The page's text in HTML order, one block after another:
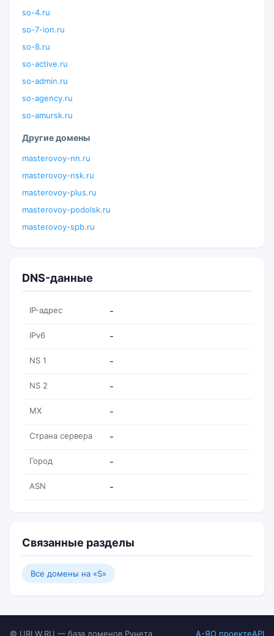
so-4.ru
so-7-ion.ru
so-8.ru
so-active.ru
so-admin.ru
so-agency.ru
so-amursk.ru
Другие домены
masterovoy-nn.ru
masterovoy-nsk.ru
masterovoy-plus.ru
masterovoy-podolsk.ru
masterovoy-spb.ru
DNS-данные
IP-адрес -
IPv6 -
NS 1 -
NS 2 -
MX -
Страна сервера -
Город -
ASN -
Связанные разделы
Все домены на «S»
© URLW.RU — база доменов Рунета А-ЯО проектеAPI